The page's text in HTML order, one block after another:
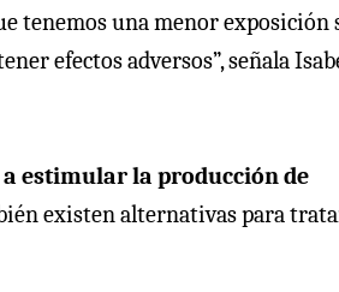
tenemos una menor exposición
efectos adversos”, señala
estimular la producción de
existen alternativas para